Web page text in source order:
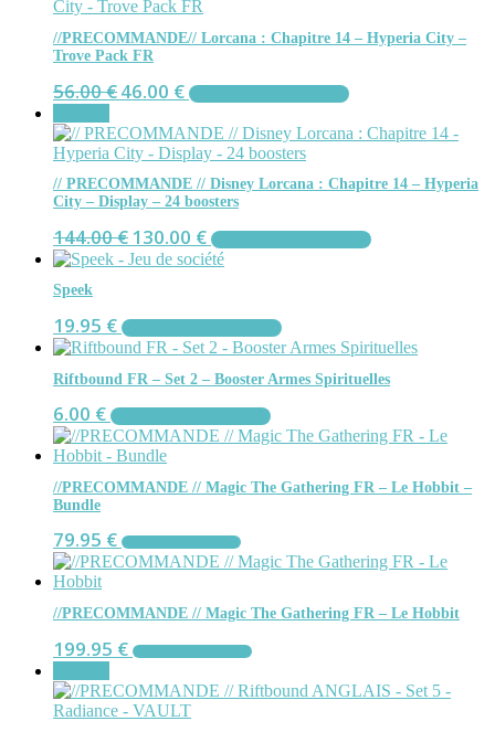
//PRECOMMANDE// Lorcana : Chapitre 14 – Hyperia City –
Trove Pack FR
56.00€ Le
prix
était :
56.00 €.
46.00 €Le
prix
est :
46.00 €.
// PRECOMMANDE // Disney Lorcana : Chapitre 14 – Hyperia
City – Display – 24 boosters
144.00€ Le
prix
initial
130.00 €Le
prix
actuel
Speek
19.95 €
Riftbound FR – Set 2 – Booster Armes Spirituelles
6.00 €
//PRECOMMANDE // Magic The Gathering FR – Le Hobbit –
Bundle
79.95 €
//PRECOMMANDE // Magic The Gathering FR – Le Hobbit
199.95 €